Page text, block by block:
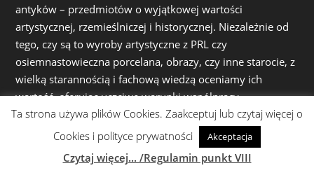
antyków – przedmiotów o wyjątkowej wartości
artystycznej, rzemieślniczej i historycznej. Niezależnie od
tego, czy są to wyroby artystyczne z PRL czy
osiemnastowieczna porcelana, obrazy, czy inne starocie, z
wielką starannością i fachową wiedzą oceniamy ich
wartość, oferując uczciwe warunki współpracy.
Działając z pasją i zaangażowaniem, dokładamy wszelkich
starań, by zarówno proces skupu, jak i sprzedaży
Ta strona używa plików Cookies. Zaakceptuj lub czytaj więcej o
Cookies i polityce prywatności
Akceptacja
Czytaj więcej... /Regulamin punkt VIII